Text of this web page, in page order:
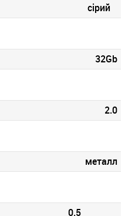
сірий
32Gb
2.0
металл
0.5